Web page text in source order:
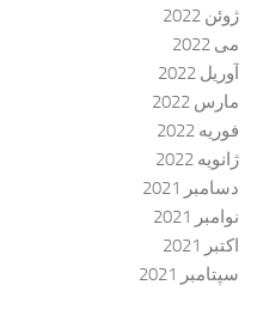
ژوئن 2022
می 2022
آوریل 2022
مارس 2022
فوریه 2022
ژانویه 2022
دسامبر 2021
نوامبر 2021
اکتبر 2021
سپتامبر 2021